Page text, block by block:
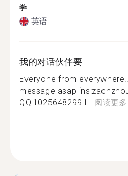
学
英语
我的对话伙伴要
Everyone from
message asap
QQ:1025648299 I...阅读更多